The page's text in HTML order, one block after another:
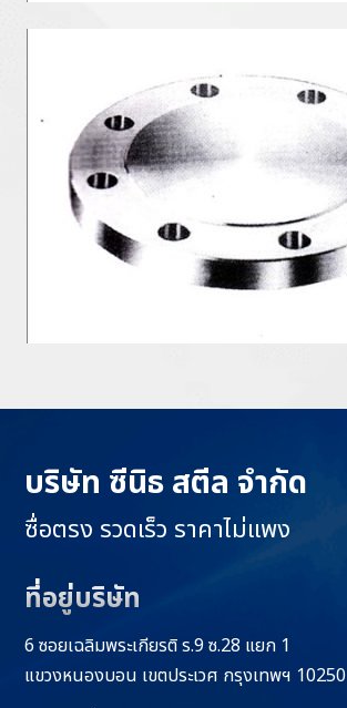
บริษัท ซีนิธ สตีล จำกัด
ซื่อตรง รวดเร็ว ราคาไม่แพง
ที่อยู่บริษัท
6 ซอยเฉลิมพระเกียรติ ร.9 ซ.28 แยก 1
แขวงหนองบอน เขตประเวศ กรุงเทพฯ 10250